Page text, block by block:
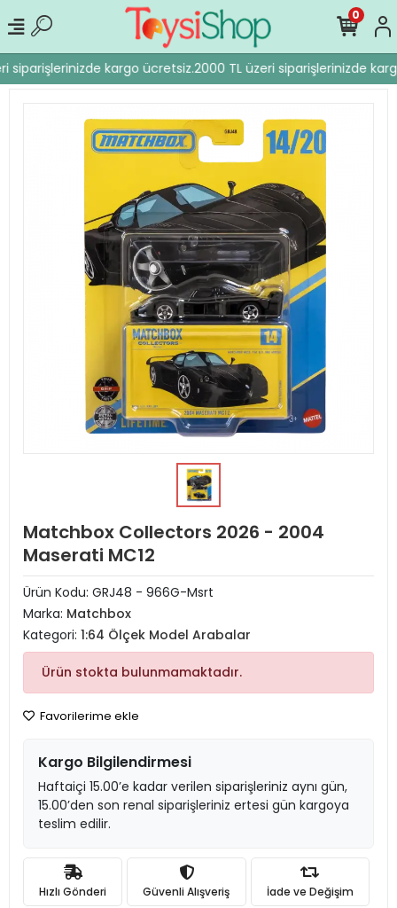
siparişlerinizde kargo ücretsiz.2000 TL üzeri siparişlerinizde
0
Matchbox Collectors 2026 - 2004
Maserati MC12
Ürün Kodu: GRJ48 - 966G-Msrt
Marka: Matchbox
Kategori: 1:64 Ölçek Model Arabalar
Ürün stokta bulunmamaktadır.
Favorilerime ekle
Kargo Bilgilendirmesi
Haftaiçi 15.00’e kadar verilen siparişleriniz aynı gün,
15.00’den son renal siparişleriniz ertesi gün kargoya
teslim edilir.
Hızlı Gönderi Güvenli Alışveriş İade ve Değişim